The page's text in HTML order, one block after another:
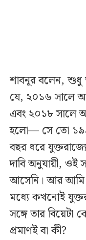
শাবনূর বলেন, শুধু
যে, ২০১৬ সালে
এবং ২০১৮ সালে
হলো— সে তো
বছর ধরে
দাবি অনুযায়ী, ওই
আসেনি। আর আমি
মধ্যে কখনোই
সঙ্গে তার
প্রমাণই বা কী?